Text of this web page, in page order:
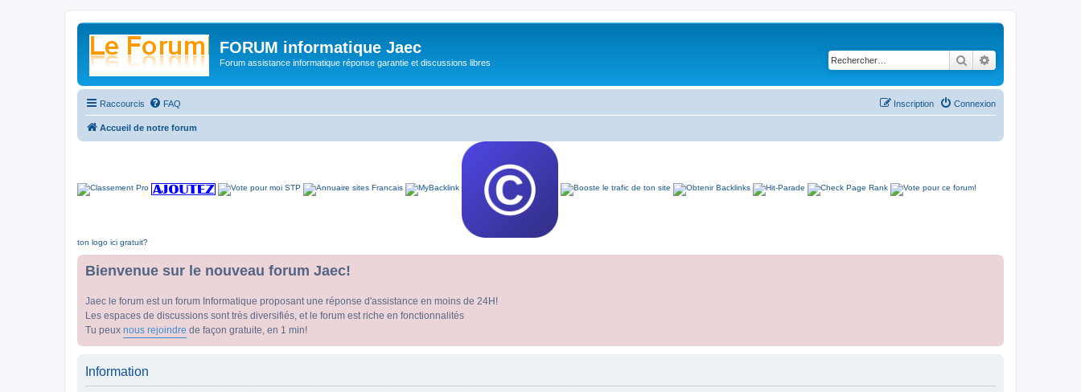
FORUM informatique Jaec
Forum assistance informatique réponse garantie et discussions libres Rechercher
Raccourcis FAQ Connexion
Inscription
Accueil de notre forum
ton logo ici gratuit?
Bienvenue sur le nouveau forum Jaec!
Jaec le forum est un forum Informatique proposant une réponse d'assistance en moins de 24H!
Les espaces de discussions sont très diversifiés, et le forum est riche en fonctionnalités
Tu peux nous rejoindre de façon gratuite, en 1 min!
Information